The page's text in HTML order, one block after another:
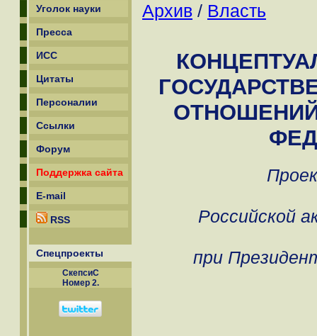
Уголок науки
Пресса
ИСС
Цитаты
Персоналии
Ссылки
Форум
Поддержка сайта
E-mail
RSS
Спецпроекты
СкепсиС
Номер 2.
Архив / Власть
Российской
при